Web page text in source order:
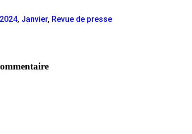
2024, Janvier, Revue de presse